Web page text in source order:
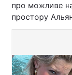
про можливе
простору